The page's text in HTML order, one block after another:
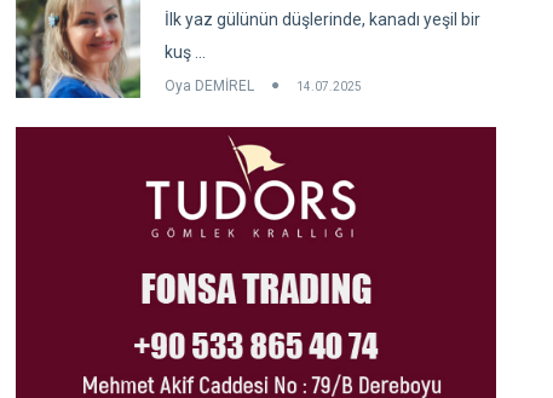
İlk yaz gülünün düşlerinde, kanadı yeşil bir
kuş ...
Oya DEMİREL 14.07.2025